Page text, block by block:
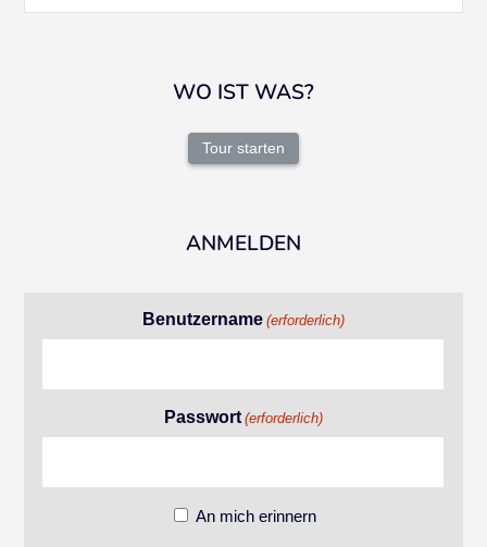
WO IST WAS?
Tour starten
ANMELDEN
Benutzername (erforderlich)
Passwort (erforderlich)
An mich erinnern